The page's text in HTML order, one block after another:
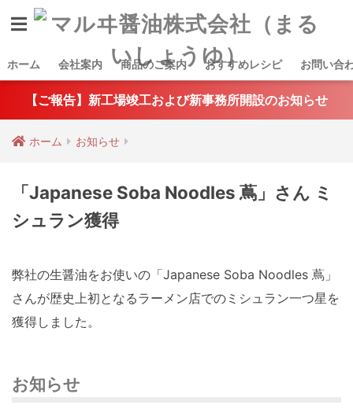
ホーム 会社案内 商品のご案内 おすすめレシピ お問い合
【ご報告】新工場竣工および新事務所開設のお知らせ
ホーム お知らせ
「Japanese Soba Noodles 蔦」さん ミ
シュラン獲得
弊社の生醤油をお使いの「Japanese Soba Noodles 蔦」
さんが歴史上初となるラーメン店でのミシュラン一つ星を
獲得しました。
お知らせ